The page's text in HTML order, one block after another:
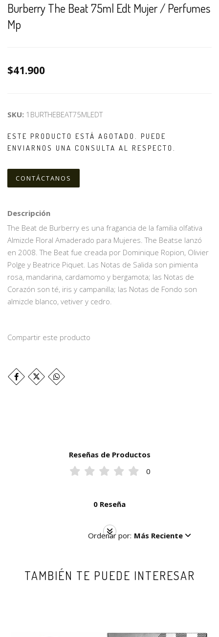
Burberry The Beat 75ml Edt Mujer / Perfumes
Mp
$41.900
SKU: 1BURTHEBEAT75MLEDT
ESTE PRODUCTO ESTÁ AGOTADO. PUEDE
ENVIARNOS UNA CONSULTA AL RESPECTO.
CONTÁCTANOS
Descripción
The Beat de Burberry es una fragancia de la familia olfativa
Almizcle Floral Amaderado para Mujeres. The Beatse lanzó
en 2008. The Beat fue creada por Dominique Ropion, Olivier
Polge y Beatrice Piquet. Las Notas de Salida son pimienta
rosa, mandarina, cardamomo y bergamota; las Notas de
Corazón son té, iris y campanilla; las Notas de Fondo son
almizcle blanco, vetiver y cedro.
Compartir este producto
Reseñas de Productos
0
0 Reseña
Ordenar por: Más Reciente
TAMBIÉN TE PUEDE INTERESAR